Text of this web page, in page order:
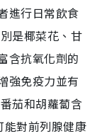
進行日常飲食
是椰菜花、甘
含抗氧化劑的
強免疫力並有
茄和胡蘿蔔含
對前列腺健康